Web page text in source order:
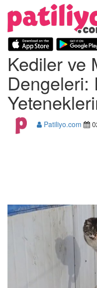
Kediler ve
Dengeleri:
Patiliyo.com